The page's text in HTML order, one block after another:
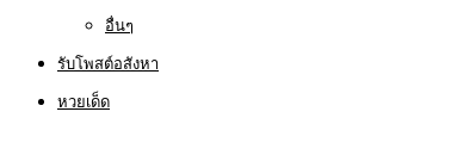
อื่นๆ
รับโพสต์อสังหา
หวยเด็ด